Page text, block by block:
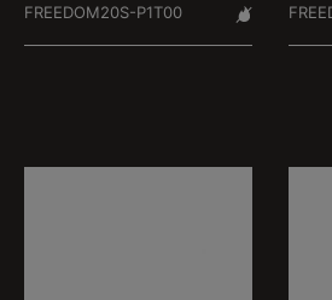
FREEDOM20S-P1T00